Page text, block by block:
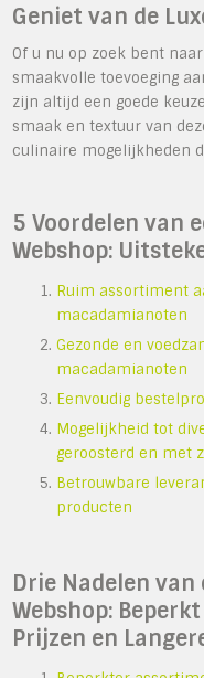
Geniet van de
Of u nu op zoek bent
smaakvolle toevoeging
zijn altijd een goede
smaak en textuur van
culinaire mogelijkheden
5 Voordelen van
Webshop:
Ruim assortiment
macadamianoten
Gezonde en
macadamianoten
Eenvoudig
Mogelijkheid tot
geroosterd en met
Betrouwbare
producten
Drie Nadelen
Webshop:
Prijzen en